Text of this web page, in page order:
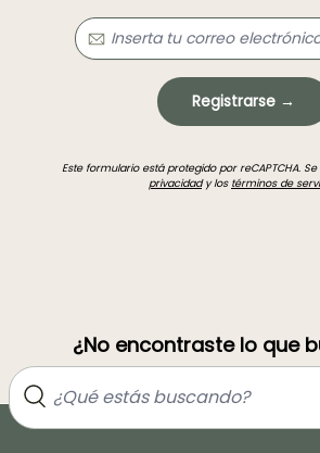
Registrarse →
Este formulario está protegido por reCAPTCHA.
privacidady los términos de
¿No encontraste lo que